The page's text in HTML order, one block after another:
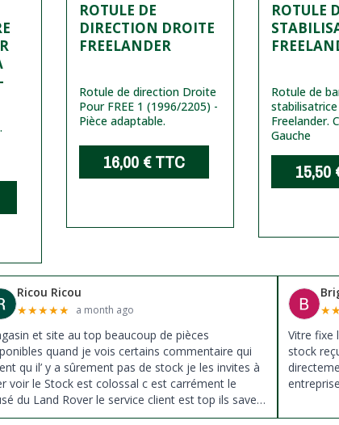
ROTULE DE
DIRECTION DROITE
FREELANDER
Rotule de direction Droite
Pour FREE 1 (1996/2205) -
Pièce adaptable.
16,00 €TTC
ROTULE
Rotule de
Freelander.
Gauche
15,50
Ricou Ricou
★★★★★ a month ago
et site au top beaucoup de pièces
quand je vois certains commentaire qui
qu il’ y a sûrement pas de stock je les invites à
voir le Stock est colossal c est carrément le
du Land Rover le service client est top ils savent
des conseils et ne pousse pas à la vente ils
★
Vitre fixe
stock